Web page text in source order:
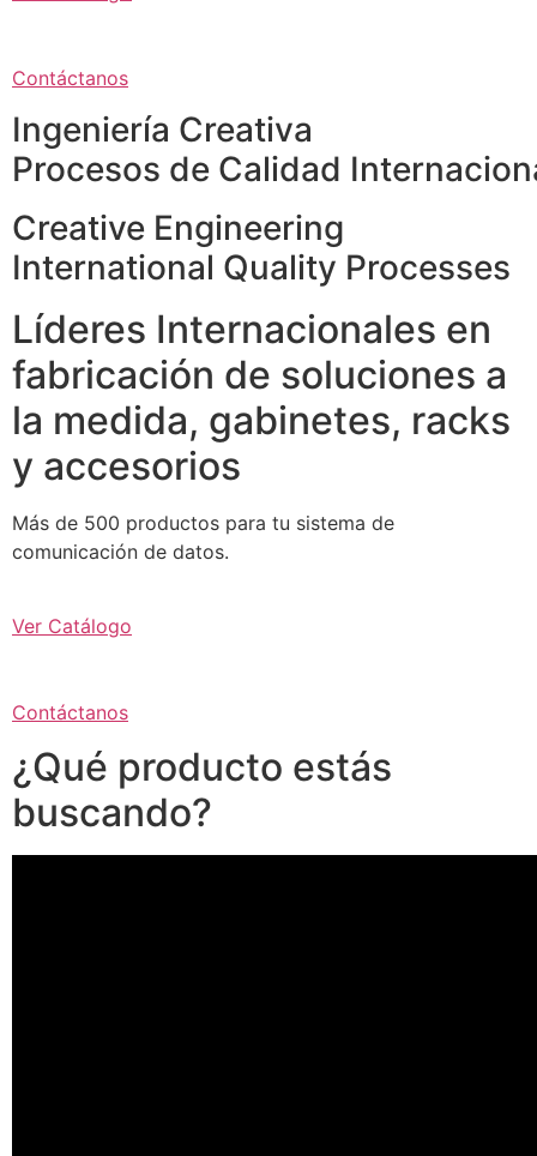
Contáctanos
Ingeniería Creativa
Procesos de Calidad
Creative Engineering
International Quality Processes
Líderes Internacionales en
fabricación de soluciones a
la medida, gabinetes, racks
y accesorios
Más de 500 productos para tu sistema de
comunicación de datos.
Ver Catálogo
Contáctanos
¿Qué producto estás
buscando?